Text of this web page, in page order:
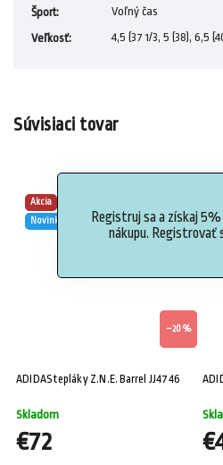
Registruj sa a získaj
nákupu. Registrovať
Šport:
Voľný čas
Veľkosť: 4,5 (37 1/3, 5 (38), 6,5
Súvisiaci tovar
Akcia
Novinka
–20 %
ADIDAS tepláky Z.N.E. Barrel JJ4746
Skladom
€72